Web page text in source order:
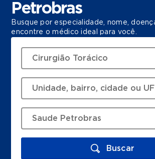
Petrobras
Busque por especialidade, nome,
encontre o médico ideal para você.
Buscar